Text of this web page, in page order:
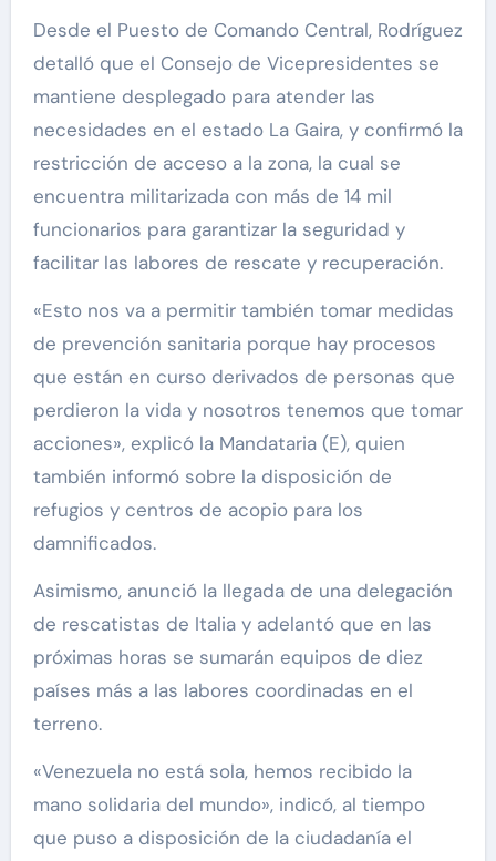
Desde el Puesto de Comando Central, Rodríguez
detalló que el Consejo de Vicepresidentes se
mantiene desplegado para atender las
necesidades en el estado La Gaira, y confirmó la
restricción de acceso a la zona, la cual se
encuentra militarizada con más de 14 mil
funcionarios para garantizar la seguridad y
facilitar las labores de rescate y recuperación.
«Esto nos va a permitir también tomar medidas
de prevención sanitaria porque hay procesos
que están en curso derivados de personas que
perdieron la vida y nosotros tenemos que tomar
acciones», explicó la Mandataria (E), quien
también informó sobre la disposición de
refugios y centros de acopio para los
damnificados.
Asimismo, anunció la llegada de una delegación
de rescatistas de Italia y adelantó que en las
próximas horas se sumarán equipos de diez
países más a las labores coordinadas en el
terreno.
«Venezuela no está sola, hemos recibido la
mano solidaria del mundo», indicó, al tiempo
que puso a disposición de la ciudadanía el